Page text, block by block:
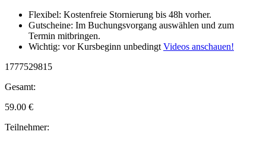
Flexibel: Kostenfreie Stornierung bis 48h vorher.
Gutscheine: Im Buchungsvorgang auswählen und zum
Termin mitbringen.
Wichtig: vor Kursbeginn unbedingt Videos anschauen!
1777529815
Gesamt:
59.00 €
Teilnehmer: